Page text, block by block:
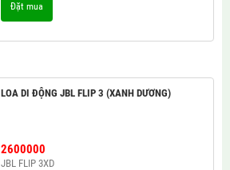
Đặt mua
LOA DI ĐỘNG JBL FLIP 3 (XANH DƯƠNG)
2600000
JBL FLIP 3XD